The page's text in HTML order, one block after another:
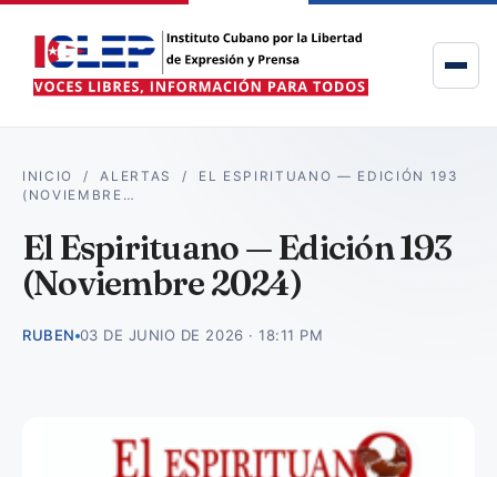
INICIO /ALERTAS / EL ESPIRITUANO — EDICIÓN 193
(NOVIEMBRE…
El Espirituano — Edición 193
(Noviembre 2024)
RUBEN 03 DE JUNIO DE 2026 · 18:11 PM